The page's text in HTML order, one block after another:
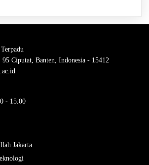
Ciputat, Banten, Indonesia - 15412
- 15.00
Jakarta